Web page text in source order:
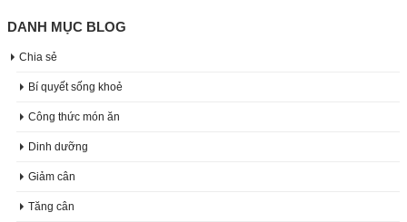
DANH MỤC BLOG
Chia sẻ
Bí quyết sống khoẻ
Công thức món ăn
Dinh dưỡng
Giảm cân
Tăng cân